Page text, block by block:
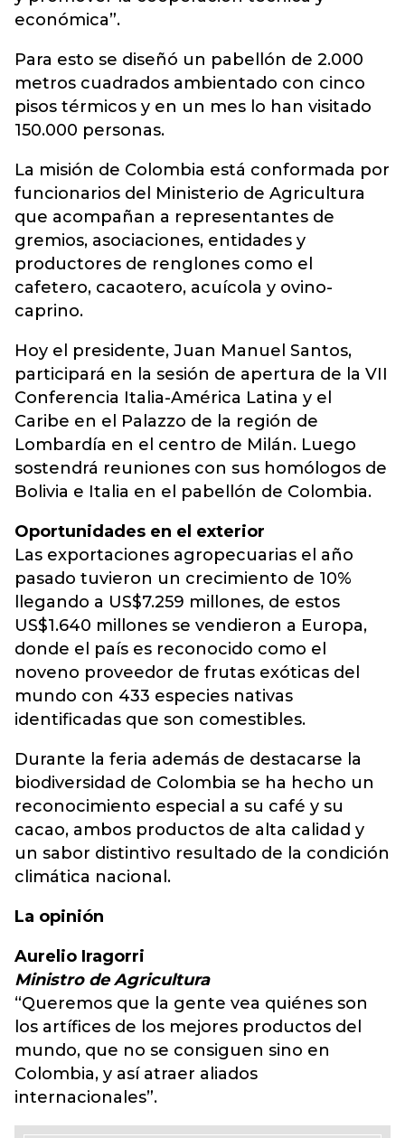
económica”.
Para esto se diseñó un pabellón de 2.000
metros cuadrados ambientado con cinco
pisos térmicos y en un mes lo han visitado
150.000 personas.
La misión de Colombia está conformada por
funcionarios del Ministerio de Agricultura
que acompañan a representantes de
gremios, asociaciones, entidades y
productores de renglones como el
cafetero, cacaotero, acuícola y ovino-
caprino.
Hoy el presidente, Juan Manuel Santos,
participará en la sesión de apertura de la VII
Conferencia Italia-América Latina y el
Caribe en el Palazzo de la región de
Lombardía en el centro de Milán. Luego
sostendrá reuniones con sus homólogos de
Bolivia e Italia en el pabellón de Colombia.
Oportunidades en el exterior
Las exportaciones agropecuarias el año
pasado tuvieron un crecimiento de 10%
llegando a US$7.259 millones, de estos
US$1.640 millones se vendieron a Europa,
donde el país es reconocido como el
noveno proveedor de frutas exóticas del
mundo con 433 especies nativas
identificadas que son comestibles.
Durante la feria además de destacarse la
biodiversidad de Colombia se ha hecho un
reconocimiento especial a su café y su
cacao, ambos productos de alta calidad y
un sabor distintivo resultado de la condición
climática nacional.
La opinión
Aurelio Iragorri
Ministro de Agricultura
“Queremos que la gente vea quiénes son
los artífices de los mejores productos del
mundo, que no se consiguen sino en
Colombia, y así atraer aliados
internacionales”.